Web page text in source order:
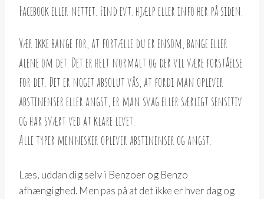
Facebook eller nettet. Find evt. hjælp eller info her på siden.
Vær ikke bange for, at fortælle du er ensom, bange eller
alene om det. Det er helt normalt og der vil være forståelse
for det. Det er noget absolut vås, at fordi man oplever
abstinenser eller angst, er man svag eller særligt sensitiv
og har svært ved at klare livet.
Alle typer mennesker oplever abstinenser og angst.
Læs, uddan dig selv i Benzoer og Benzo
afhængighed. Men pas på at det ikke er hver dag og